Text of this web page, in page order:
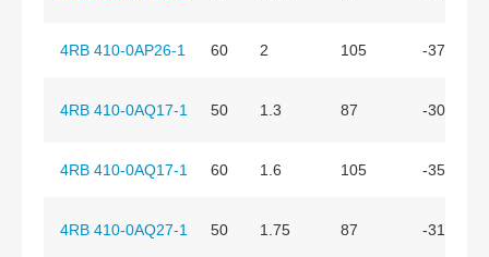
4RB 410-0AP26-1 60 2 105 -370
4RB 410-0AQ17-1 50 1.3 87 -300
4RB 410-0AQ17-1 60 1.6 105 -350
4RB 410-0AQ27-1 50 1.75 87 -310